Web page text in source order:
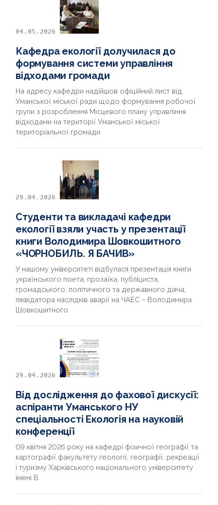
04.05.2026
Кафедра екології долучилася до
формування системи управління
відходами громади
На адресу кафедри надійшов офіційний лист від
Уманської міської ради щодо формування робочої
групи з розроблення Місцевого плану управління
відходами на території Уманської міської
територіальної громади
29.04.2026
Студенти та викладачі кафедри
екології взяли участь у презентації
книги Володимира Шовкошитного
«ЧОРНОБИЛЬ. Я БАЧИВ»
У нашому університеті відбулася презентація книги
українського поета, прозаїка, публіциста,
громадського, політичного та державного діяча,
ліквідатора наслідків аварії на ЧАЕС – Володимира
Шовкошитного
29.04.2026
Від дослідження до фахової дискусії:
аспіранти Уманського НУ
спеціальності Екологія на науковій
конференції
09 квітня 2026 року на кафедрі фізичної географії та
картографії факультету геології, географії, рекреації
і туризму Харківського національного університету
імені В